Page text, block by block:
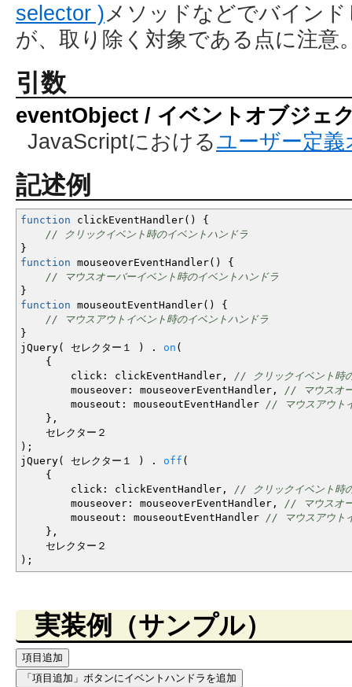
selector )メソッドなどでバイン
が、取り除く対象である点に注意
引数
eventObject / イベントオブジェ
JavaScriptにおけるユーザー定
記述例
function clickEventHandler( )
{
// クリックイベント時のイベントハンドラ
}
function mouseoverEventHandler( )
{
// マウスオーバーイベント時のイベントハンドラ
}
function mouseoutEventHandler( )
{
// マウスアウトイベント時のイベントハンドラ
}
jQuery( セレクター１ ) . on (
{
click : clickEventHandler ,
// クリックイベント時
mouseover : mouseoverEventHandler ,
// マウスオ
mouseout : mouseoutEventHandler // マウスアウト
} ,
セレクター２
) ;
jQuery( セレクター１ ) . off (
{
click : clickEventHandler ,
// クリックイベント時
mouseover : mouseoverEventHandler ,
// マウスオ
mouseout : mouseoutEventHandler // マウスアウト
} ,
セレクター２
) ;
実装例（サンプル）
項目追加
「項目追加」ボタンにイベントハンドラを追加